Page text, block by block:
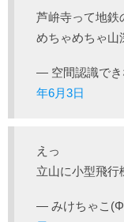
芦峅寺って地鉄
めちゃめちゃ山
— 空間認識でき
年6月3日
えっ
立山に小型飛
— みけちゃこ